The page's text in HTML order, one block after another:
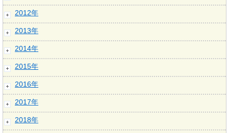
2012年
2013年
2014年
2015年
2016年
2017年
2018年